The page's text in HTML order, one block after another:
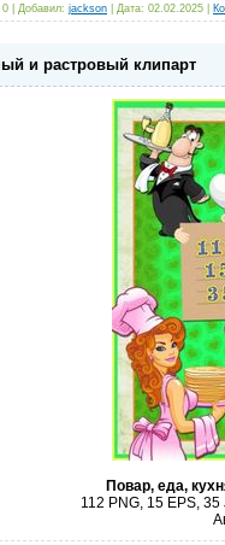
0 Добавил: jackson Дата: 02.02.2025
и растровый клипарт
Повар, еда,
112 PNG, 15 EPS,